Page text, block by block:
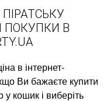
ПОКУПКИ В
в інтернет-
Ви бажаєте купити
у кошик і виберіть